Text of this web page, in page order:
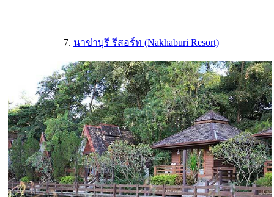
7. นาข่าบุรี รีสอร์ท (Nakhaburi Resort)